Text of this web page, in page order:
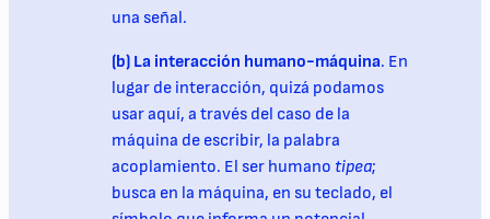
una señal.
(b) La interacción humano-máquina. En
lugar de interacción, quizá podamos
usar aquí, a través del caso de la
máquina de escribir, la palabra
acoplamiento. El ser humano tipea;
busca en la máquina, en su teclado, el